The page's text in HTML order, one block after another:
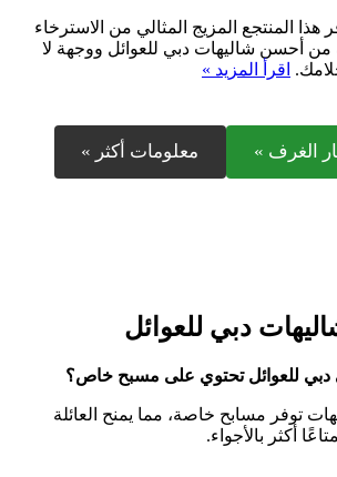
هذا المنتجع المزيج المثالي من الاسترخاء
من أحسن شاليهات دبي للعوائل ووجهة لا
اقرأ المزيد »
الغرف » معلومات أكثر »
دبي للعوائل
دبي للعوائل تحتوي على مسبح خاص؟
توفر مسابح خاصة، مما يمنح العائلة
أكثر بالأجواء.